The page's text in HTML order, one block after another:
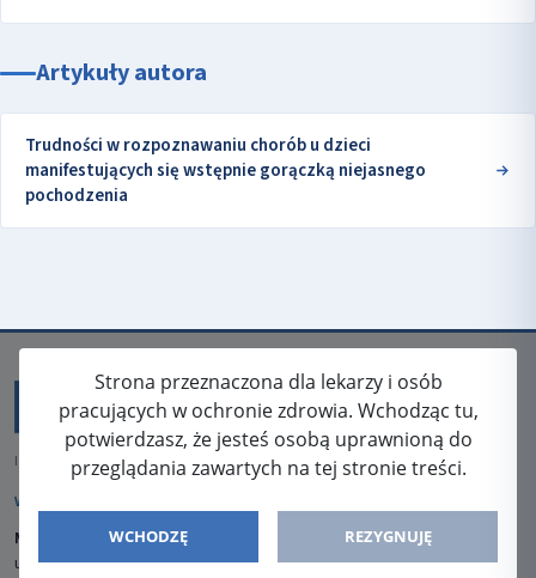
Artykuły autora
Trudności w rozpoznawaniu chorób u dzieci
manifestujących się wstępnie gorączką niejasnego
pochodzenia
Strona przeznaczona dla lekarzy i osób
pracujących w ochronie zdrowia. Wchodząc tu,
potwierdzasz, że jesteś osobą uprawnioną do
przeglądania zawartych na tej stronie treści.
WCHODZĘ REZYGNUJĘ
ISSN: 2080-5438
WYDAWCA
Media-Press Sp. z o.o.
ul. Gwiaździsta 7B/8